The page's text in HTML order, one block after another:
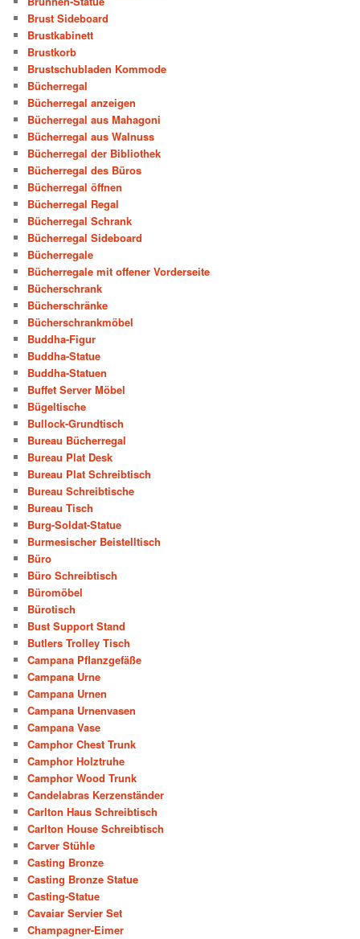
Brust Sideboard
Brustkabinett
Brustkorb
Brustschubladen Kommode
Bücherregal
Bücherregal anzeigen
Bücherregal aus Mahagoni
Bücherregal aus Walnuss
Bücherregal der Bibliothek
Bücherregal des Büros
Bücherregal öffnen
Bücherregal Regal
Bücherregal Schrank
Bücherregal Sideboard
Bücherregale
Bücherregale mit offener Vorderseite
Bücherschrank
Bücherschränke
Bücherschrankmöbel
Buddha-Figur
Buddha-Statue
Buddha-Statuen
Buffet Server Möbel
Bügeltische
Bullock-Grundtisch
Bureau Bücherregal
Bureau Plat Desk
Bureau Plat Schreibtisch
Bureau Schreibtische
Bureau Tisch
Burg-Soldat-Statue
Burmesischer Beistelltisch
Büro
Büro Schreibtisch
Büromöbel
Bürotisch
Bust Support Stand
Butlers Trolley Tisch
Campana Pflanzgefäße
Campana Urne
Campana Urnen
Campana Urnenvasen
Campana Vase
Camphor Chest Trunk
Camphor Holztruhe
Camphor Wood Trunk
Candelabras Kerzenständer
Carlton Haus Schreibtisch
Carlton House Schreibtisch
Carver Stühle
Casting Bronze
Casting Bronze Statue
Casting-Statue
Cavaiar Servier Set
Champagner-Eimer